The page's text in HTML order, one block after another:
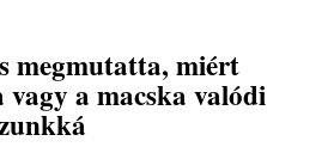
megmutatta, miért
a macska valódi